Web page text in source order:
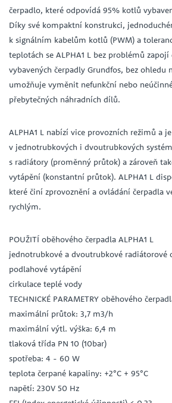
čerpadlo, které odpovídá 95% kotlů
Díky své kompaktní konstrukci,
k signálním kabelům kotlů (PWM) a
teplotách se ALPHA1 L bez problémů
vybavených čerpadly Grundfos, bez ohledu
umožňuje vyměnit nefunkční nebo
přebytečných náhradních dílů.
ALPHA1 L nabízí vice provozních režimů a
v jednotrubkových i dvoutrubkových
s radiátory (proměnný průtok) a zároveň
vytápění (konstantní průtok). ALPHA1 L
které činí zprovoznění a ovládání čerpadla
rychlým.
POUŽITÍ oběhového čerpadla ALPHA1 L
jednotrubkové a dvoutrubkové radiátorové
podlahové vytápění
cirkulace teplé vody
TECHNICKÉ PARAMETRY oběhového
maximální průtok: 3,7 m3/h
maximální výtl. výška: 6,4 m
tlaková třída PN 10 (10bar)
spotřeba: 4 - 60 W
teplota čerpané kapaliny: +2°C + 95°C
napětí: 230V 50 Hz